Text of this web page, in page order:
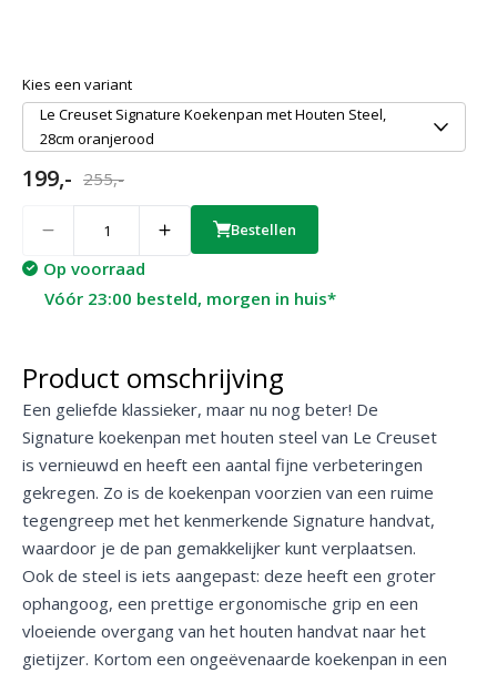
Kies een variant
Le Creuset Signature Koekenpan met Houten Steel,
28cm oranjerood
199,- 255,-
Bestellen
Op voorraad
Vóór 23:00 besteld, morgen in huis*
Product omschrijving
Een geliefde klassieker, maar nu nog beter! De
Signature koekenpan met houten steel van Le Creuset
is vernieuwd en heeft een aantal fijne verbeteringen
gekregen. Zo is de koekenpan voorzien van een ruime
tegengreep met het kenmerkende Signature handvat,
waardoor je de pan gemakkelijker kunt verplaatsen.
Ook de steel is iets aangepast: deze heeft een groter
ophangoog, een prettige ergonomische grip en een
vloeiende overgang van het houten handvat naar het
gietijzer. Kortom een ongeëvenaarde koekenpan in een